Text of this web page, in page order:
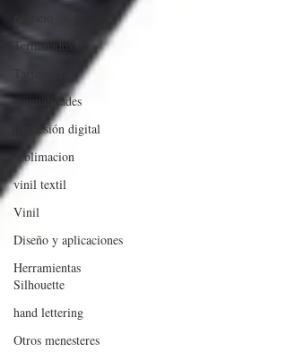
Terminados
manualidades
Impresión digital
sublimacion
vinil textil
Vinil
Diseño y aplicaciones
Herramientas
Silhouette
hand lettering
Otros menesteres